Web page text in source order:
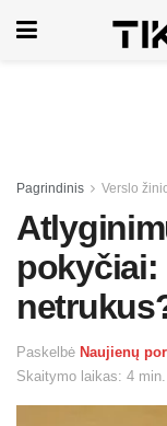
Pagrindinis Verslo
pokyčiai:
Paskelbė Naujienų
Skaitymo laikas: 4 min.